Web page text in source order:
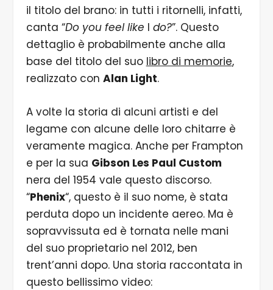
il titolo del brano: in tutti i ritornelli, infatti,
canta “Do you feel like I do?”. Questo
dettaglio è probabilmente anche alla
base del titolo del suo libro di memorie,
realizzato con Alan Light.
A volte la storia di alcuni artisti e del
legame con alcune delle loro chitarre è
veramente magica. Anche per Frampton
e per la sua Gibson Les Paul Custom
nera del 1954 vale questo discorso.
“Phenix“, questo è il suo nome, è stata
perduta dopo un incidente aereo. Ma è
sopravvissuta ed è tornata nelle mani
del suo proprietario nel 2012, ben
trent’anni dopo. Una storia raccontata in
questo bellissimo video: